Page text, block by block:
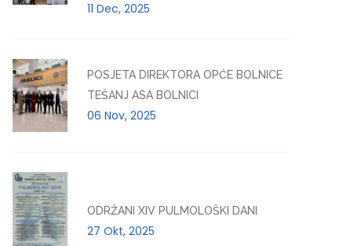
11 Dec, 2025
POSJETA DIREKTORA OPĆE BOLNICE
TEŠANJ ASA BOLNICI
06 Nov, 2025
ODRŽANI XIV PULMOLOŠKI DANI
27 Okt, 2025